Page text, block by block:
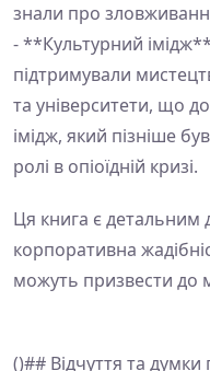
знали про
- **Культурний
підтримували
та університети, що
імідж, який пізніше
ролі в опіоїдній кризі.
Ця книга є детальним
корпоративна
можуть призвести до
()## Відчуття та